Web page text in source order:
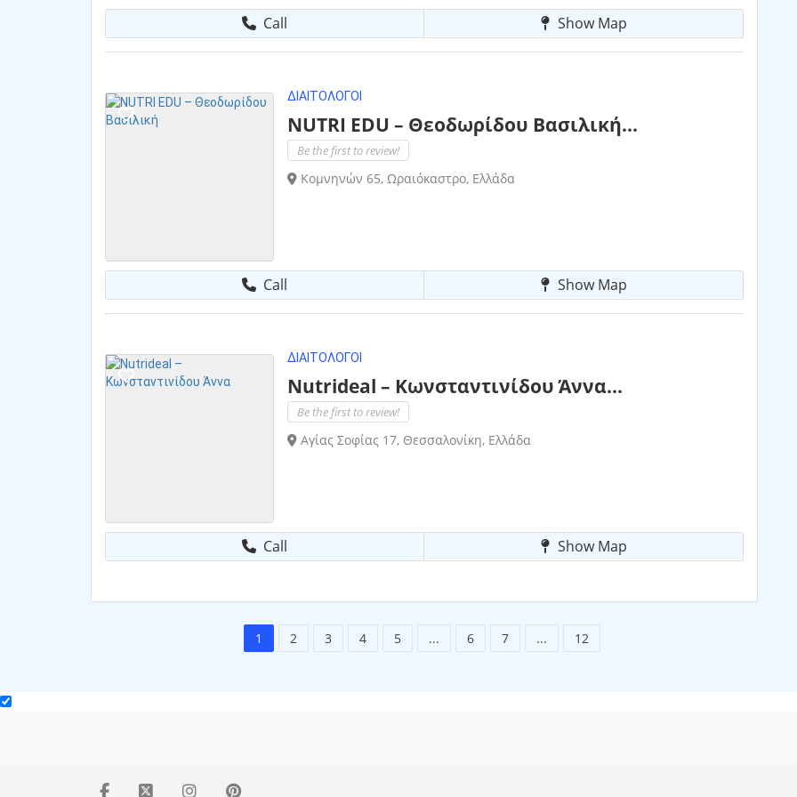
Call Show Map
ΔΙΑΙΤΟΛΌΓΟΙ
NUTRI EDU – Θεοδωρίδου Βασιλική...
Be the first to review!
Κομνηνών 65, Ωραιόκαστρο, Ελλάδα
Call Show Map
ΔΙΑΙΤΟΛΌΓΟΙ
Nutrideal – Κωνσταντινίδου Άννα...
Be the first to review!
Αγίας Σοφίας 17, Θεσσαλονίκη, Ελλάδα
Call Show Map
1 2 3 4 5 ... 6 7 ... 12